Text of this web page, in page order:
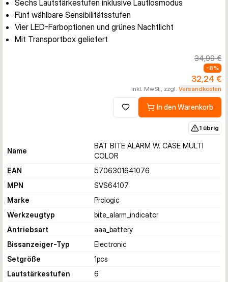
Sechs Lautstärkestufen inklusive Lautlosmodus
Fünf wählbare Sensibilitätsstufen
Vier LED-Farboptionen und grünes Nachtlicht
Mit Transportbox geliefert
34,99 €
-8%
32,24 €
inkl. MwSt., zzgl. Versandkosten
Zur Wunschliste hinzufügen
In den Warenkorb
1 übrig
Name
BAT BITE ALARM W. CASE MULTI
COLOR
EAN
5706301641076
MPN
SVS64107
Marke
Prologic
Werkzeugtyp
bite_alarm_indicator
Antriebsart
aaa_battery
Bissanzeiger-Typ
Electronic
Setgröße
1pcs
Lautstärkestufen
6